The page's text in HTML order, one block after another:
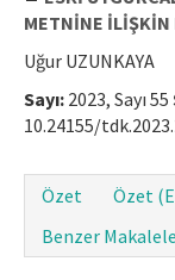
METNİNE İLİŞKİN
Uğur UZUNKAYA
Sayı: 2023, Sayı 55
10.24155/
Özet
Özet
Benzer